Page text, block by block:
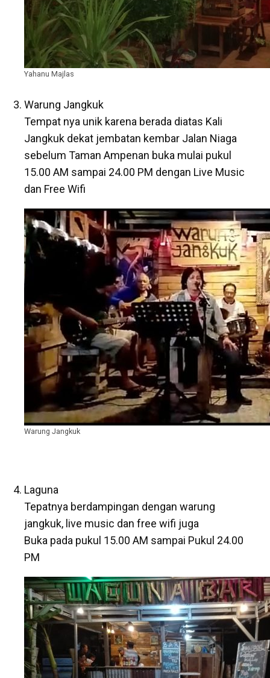
Yahanu Majlas
Warung Jangkuk
Tempat nya unik karena berada diatas Kali
Jangkuk dekat jembatan kembar Jalan Niaga
sebelum Taman Ampenan buka mulai pukul
15.00 AM sampai 24.00 PM dengan Live Music
dan Free Wifi
Warung Jangkuk
Laguna
Tepatnya berdampingan dengan warung
jangkuk, live music dan free wifi juga
Buka pada pukul 15.00 AM sampai Pukul 24.00
PM